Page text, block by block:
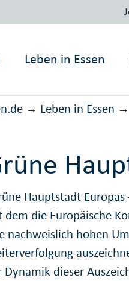
Leben in Essen
→ Leben in Essen →
Hauptstadt
dem die Europäische
nachweislich hohen
Dynamik dieser